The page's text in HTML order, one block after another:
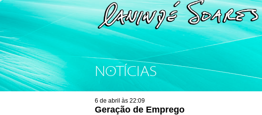
NOTÍCIAS
6 de abril às 22:09
Geração de Emprego